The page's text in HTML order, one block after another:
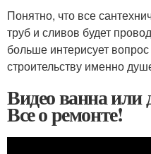
Понятно, что все
труб и сливов будет
больше интерисует
строительству именно
Видео ванна
Все о ремонте!